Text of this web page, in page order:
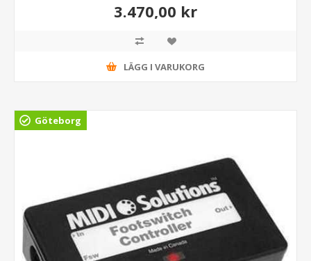
3.470,00 kr
LÄGG I VARUKORG
Göteborg